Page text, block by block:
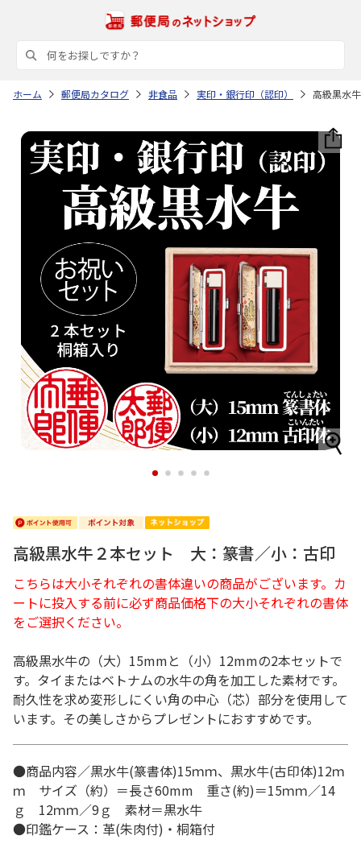
ホーム 郵便局カタログ 非食品 実印・銀行印（認印） 高級黒水
1 2 3 4 5
高級黒水牛２本セット 大：篆書／小：古印
こちらは大小それぞれの書体違いの商品がございます。カ
ートに投入する前に必ず商品価格下の大小それぞれの書体
をご選択ください。
高級黒水牛の（大）15mmと（小）12mmの2本セットで
す。タイまたはベトナムの水牛の角を加工した素材です。
耐久性を求め変形しにくい角の中心（芯）部分を使用して
います。その美しさからプレゼントにおすすめです。
●商品内容／黒水牛(篆書体)15ｍｍ、黒水牛(古印体)12ｍ
ｍ サイズ（約）＝長さ60mm 重さ(約)＝15ｍｍ／14
ｇ 12ｍｍ／9ｇ 素材＝黒水牛
●印鑑ケース：革(朱肉付)・桐箱付